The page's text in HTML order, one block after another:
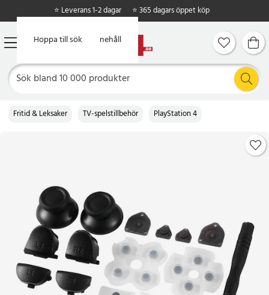
Hoppa till huvudinnehåll
Hoppa till sök
⭐ Leverans 1-2 dagar ⭐ 365 dagars öppet köp
Fritid & Leksaker TV-spelstillbehör PlayStation 4